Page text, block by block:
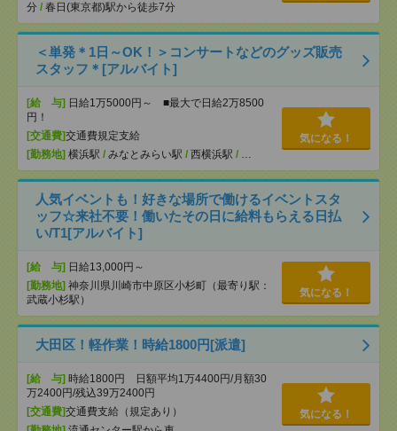
分 / 春日(東京都)駅から徒歩7分
＜単発＊1日～OK！＞コンサートなどのグッズ販売
スタッフ＊[アルバイト]
[給 与] 日給1万5000円～ ■最大で日給2万8500
円！
[交通費]交通費規定支給
[勤務地] 横浜駅 / みなとみらい駅 / 西横浜駅 / …
気になる！
人気イベントも！好きな場所で働けるイベントスタ
ッフ☆来社不要！働いたその日に給料もらえる日払
い/T1[アルバイト]
[給 与] 日給13,000円～
[勤務地] 神奈川県川崎市中原区小杉町（最寄り駅：
武蔵小杉駅）
気になる！
大田区！軽作業！時給1800円[派遣]
[給 与] 時給1800円 日額平均1万4400円/月額30
万2400円/残込39万2400円
[交通費]交通費支給（規定あり）
気になる！